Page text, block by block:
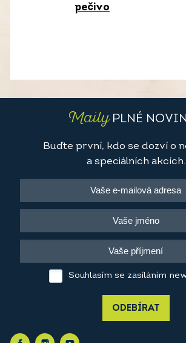
pečivo
MailyPLNÉ
Buďte první, kdo se dozví o
a speciálních akcích.
Souhlasím se zasíláním
ODEBÍRAT